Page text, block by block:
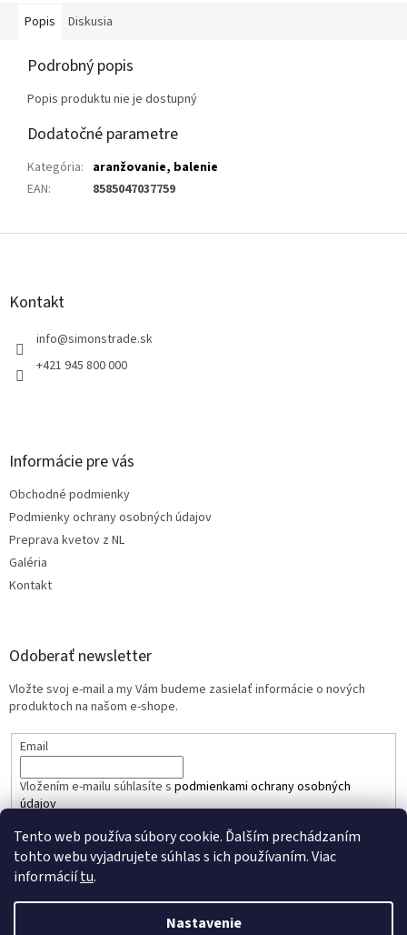
Tento web používa súbory cookie. Ďalším prechádzaním
tohto webu vyjadrujete súhlas s ich používaním. Viac
informáciítu.
Nastavenie
Popis Diskusia
Podrobný popis
Popis produktu nie je dostupný
Dodatočné parametre
Kategória: aranžovanie, balenie
EAN: 8585047037759
Z
Kontakt
info@simonstrade.sk
+421 945 800 000
Informácie pre vás
Obchodné podmienky
Podmienky ochrany osobných údajov
Preprava kvetov z NL
Galéria
Kontakt
Odoberať newsletter
Vložte svoj e-mail a my Vám budeme zasielať informácie o nových
produktoch na našom e-shope.
Email
Vložením e-mailu súhlasíte s podmienkami ochrany osobných
údajov
PRIHLÁSIŤ SA
Vytvoril Shoptet